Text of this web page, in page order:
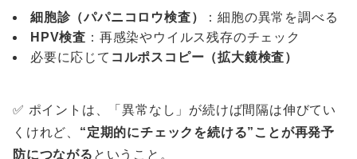
細胞診（パパニコロウ検査）
：細胞の異常を調べる
HPV検査 ：再感染やウイルス残存のチェック
必要に応じて コルポスコピー（拡大鏡検査）
✅ ポイントは、「異常なし」が続けば間隔は伸びてい
くけれど、 “定期的にチェックを続ける”ことが再発予
防につながる ということ。